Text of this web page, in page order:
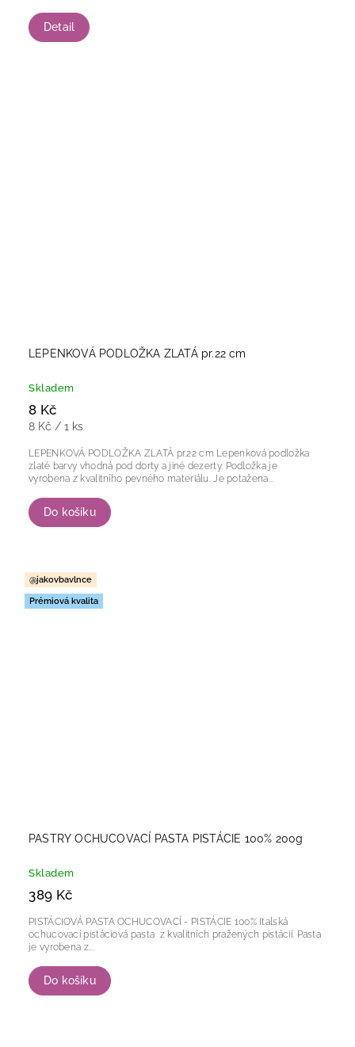
Detail
LEPENKOVÁ PODLOŽKA ZLATÁ pr.22 cm
Skladem
8 Kč
8 Kč / 1 ks
Do košíku
LEPENKOVÁ PODLOŽKA ZLATÁ pr.22 cm Lepenková podložka
zlaté barvy vhodná pod dorty a jiné dezerty. Podložka je
vyrobena z kvalitního pevného materiálu. Je potažena...
@jakovbavlnce
Prémiová kvalita
PASTRY OCHUCOVACÍ PASTA PISTÁCIE 100% 200g
Skladem
389 Kč
Do košíku
PISTÁCIOVÁ PASTA OCHUCOVACÍ - PISTÁCIE 100% Italská
ochucovací pistáciová pasta z kvalitních pražených pistácií. Pasta
je vyrobena z...